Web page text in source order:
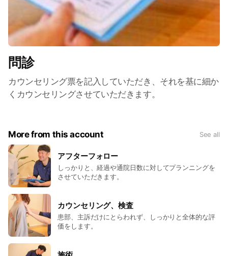
問診
カウンセリング票を記入していただき、それを基に細か
くカウンセリングさせていただきます。
More from this account See all
アフターフォロー
しっかりと、経過や通院日数に対してプランニングを
させていただきます。
カウンセリング、検査
患部、主訴だけにとらわれず、しっかりと全体的な評
価をします。